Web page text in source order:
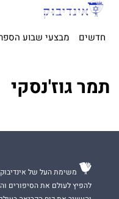
חדשים מבצעי שבוע הספר
תמר גוז'נסקי
משימת העל של
להפיץ לעולם את הסיפורים